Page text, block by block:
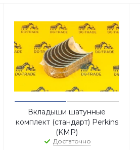
Вкладыши шатунные
комплект (стандарт) Perkins
(KMP)
Достаточно